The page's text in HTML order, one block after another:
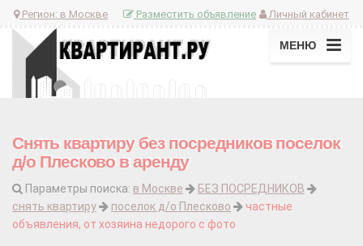
Регион: в Москве Личный кабинет
Разместить объявление
МЕНЮ
Снять квартиру без посредников поселок
д/о Плесково в аренду
Параметры поиска: в Москве
БЕЗ ПОСРЕДНИКОВ
снять квартиру
поселок д/о Плесково
частные
объявления, от хозяина недорого с фото